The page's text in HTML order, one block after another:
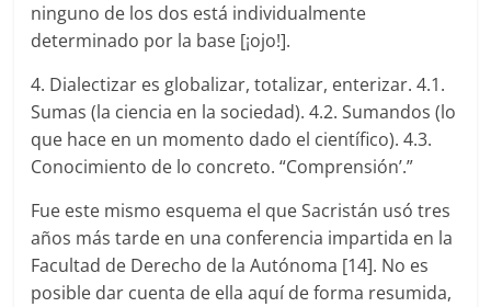
ninguno de los dos está individualmente
determinado por la base [¡ojo!].
4. Dialectizar es globalizar, totalizar, enterizar. 4.1.
Sumas (la ciencia en la sociedad). 4.2. Sumandos (lo
que hace en un momento dado el científico). 4.3.
Conocimiento de lo concreto. “Comprensión’.”
Fue este mismo esquema el que Sacristán usó tres
años más tarde en una conferencia impartida en la
Facultad de Derecho de la Autónoma [14]. No es
posible dar cuenta de ella aquí de forma resumida,